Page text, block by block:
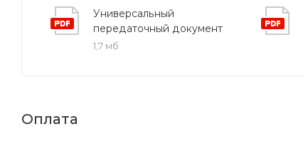
Универсальный
передаточный документ
1,7 мб
Оплата